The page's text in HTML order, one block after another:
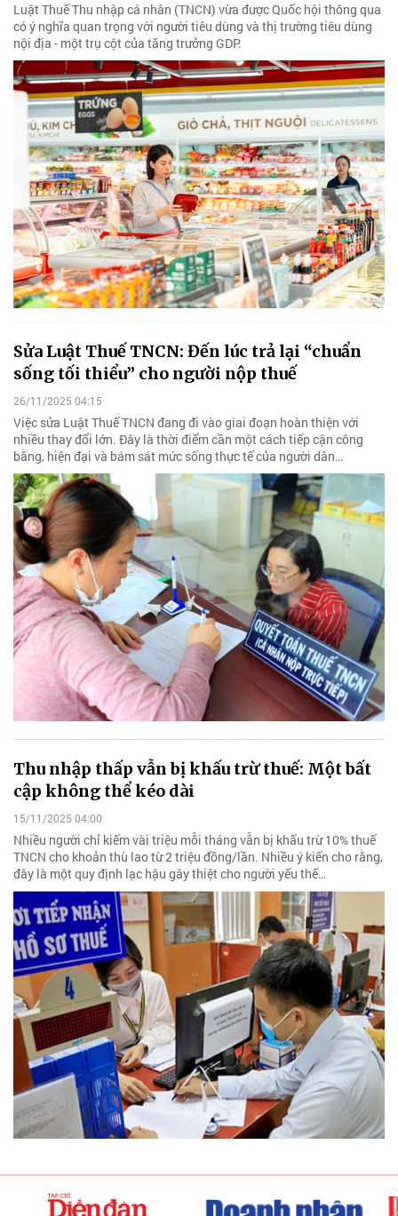
Luật Thuế Thu nhập cá nhân (TNCN) vừa được Quốc hội thông qua
có ý nghĩa quan trọng với người tiêu dùng và thị trường tiêu dùng
nội địa - một trụ cột của tăng trưởng GDP.
Sửa Luật Thuế TNCN: Đến lúc trả lại “chuẩn
sống tối thiểu” cho người nộp thuế
26/11/2025 04:15
Việc sửa Luật Thuế TNCN đang đi vào giai đoạn hoàn thiện với
nhiều thay đổi lớn. Đây là thời điểm cần một cách tiếp cận công
bằng, hiện đại và bám sát mức sống thực tế của người dân…
Thu nhập thấp vẫn bị khấu trừ thuế: Một bất
cập không thể kéo dài
15/11/2025 04:00
Nhiều người chỉ kiếm vài triệu mỗi tháng vẫn bị khấu trừ 10% thuế
TNCN cho khoản thù lao từ 2 triệu đồng/lần. Nhiều ý kiến cho rằng,
đây là một quy định lạc hậu gây thiệt cho người yếu thế…